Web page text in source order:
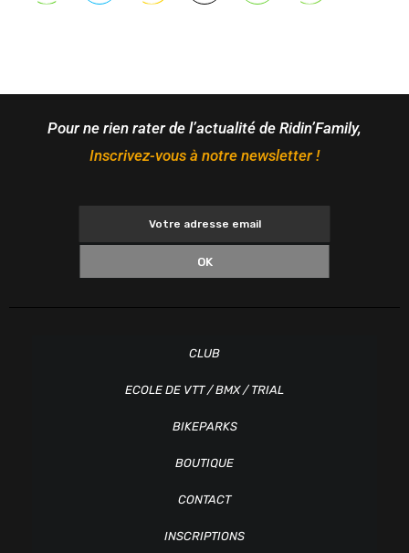
Pour ne rien rater de l’actualité de Ridin’Family,
Inscrivez-vous à notre newsletter !
OK
CLUB
ECOLE DE VTT / BMX / TRIAL
BIKEPARKS
BOUTIQUE
CONTACT
INSCRIPTIONS